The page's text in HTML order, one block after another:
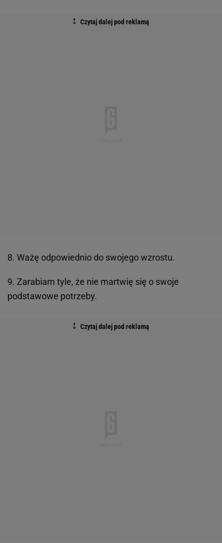
8. Ważę odpowiednio do swojego wzrostu.
9. Zarabiam tyle, że nie martwię się o swoje
podstawowe potrzeby.